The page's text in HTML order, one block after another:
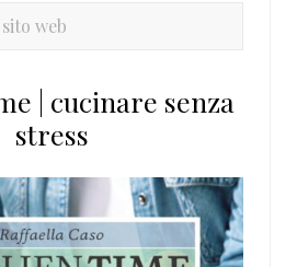
| cucinare senza
stress